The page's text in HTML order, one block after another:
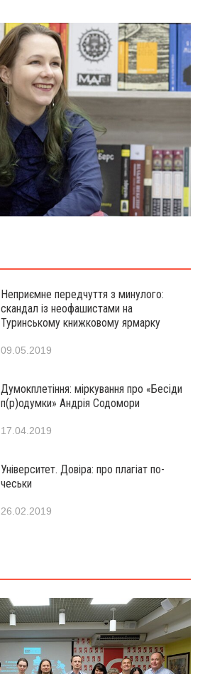
Неприємне передчуття з минулого:
скандал із неофашистами на
Туринському книжковому ярмарку
09.05.2019
Думокплетіння: міркування про «Бесіди
п(р)одумки» Андрія Содомори
17.04.2019
Університет. Довіра: про плагіат по-
чеськи
26.02.2019